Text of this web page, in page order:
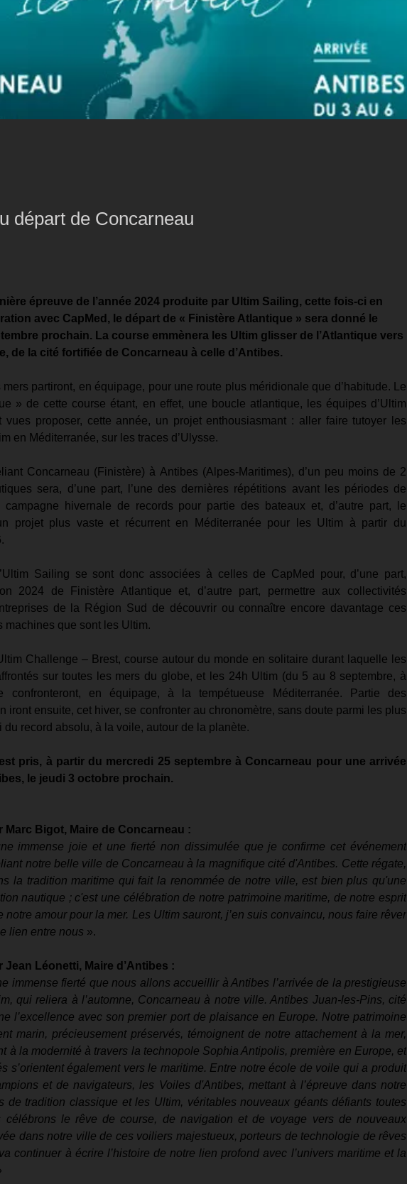
départ de Concarneau
épreuve de l’année 2024 produite par Ultim Sailing, cette fois-ci en
avec CapMed, le départ de « Finistère Atlantique » sera donné le
prochain. La course emmènera les Ultim glisser de l’Atlantique vers
de la cité fortifiée de Concarneau à celle d’Antibes.
mers partiront, en équipage, pour une route plus méridionale que d’habitude. Le
» de cette course étant, en effet, une boucle atlantique, les équipes d’Ultim
vues proposer, cette année, un projet enthousiasmant : aller faire tutoyer les
en Méditerranée, sur les traces d’Ulysse.
Concarneau (Finistère) à Antibes (Alpes-Maritimes), d’un peu moins de 2
sera, d’une part, l’une des dernières répétitions avant les périodes de
hivernale de records pour partie des bateaux et, d’autre part, le
projet plus vaste et récurrent en Méditerranée pour les Ultim à partir du
Sailing se sont donc associées à celles de CapMed pour, d’une part,
2024 de Finistère Atlantique et, d’autre part, permettre aux collectivités
de la Région Sud de découvrir ou connaître encore davantage ces
machines que sont les Ultim.
Challenge – Brest, course autour du monde en solitaire durant laquelle les
sur toutes les mers du globe, et les 24h Ultim (du 5 au 8 septembre, à
confronteront, en équipage, à la tempétueuse Méditerranée. Partie des
iront ensuite, cet hiver, se confronter au chronomètre, sans doute parmi les plus
du record absolu, à la voile, autour de la planète.
pris, à partir du mercredi 25 septembre à Concarneau pour une arrivée
le jeudi 3 octobre prochain.
Marc Bigot, Maire de Concarneau :
immense joie et une fierté non dissimulée que je confirme cet événement
notre belle ville de Concarneau à la magnifique cité d'Antibes. Cette régate,
la tradition maritime qui fait la renommée de notre ville, est bien plus qu'une
nautique ; c'est une célébration de notre patrimoine maritime, de notre esprit
notre amour pour la mer. Les Ultim sauront, j’en suis convaincu, nous faire rêver
lien entre nous ».
Jean Léonetti, Maire d’Antibes :
immense fierté que nous allons accueillir à Antibes l’arrivée de la prestigieuse
qui reliera à l’automne, Concarneau à notre ville. Antibes Juan-les-Pins, cité
l’excellence avec son premier port de plaisance en Europe. Notre patrimoine
marin, précieusement préservés, témoignent de notre attachement à la mer,
à la modernité à travers la technopole Sophia Antipolis, première en Europe, et
s’orientent également vers le maritime. Entre notre école de voile qui a produit
et de navigateurs, les Voiles d'Antibes, mettant à l’épreuve dans notre
de tradition classique et les Ultim, véritables nouveaux géants défiants toutes
célébrons le rêve de course, de navigation et de voyage vers de nouveaux
dans notre ville de ces voiliers majestueux, porteurs de technologie de rêves
continuer à écrire l’histoire de notre lien profond avec l’univers maritime et la